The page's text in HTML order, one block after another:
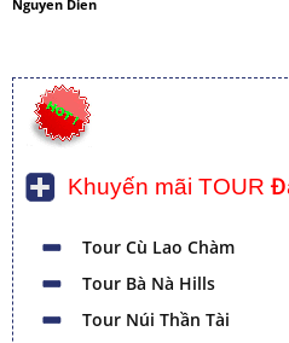
Nguyen Dien
Khuyến mãi TOUR
Tour Cù Lao Chàm
Tour Bà Nà Hills
Tour Núi Thần Tài